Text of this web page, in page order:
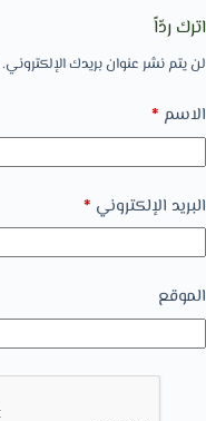
اترك ردّاً
لن يتم نشر عنوان بريدك الإلكتروني.
الاسم *
البريد الإلكتروني *
الموقع